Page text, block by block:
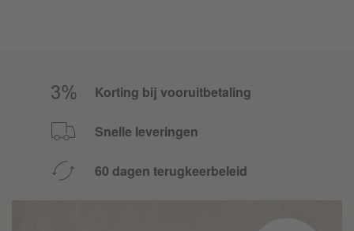
Korting bij vooruitbetaling
Snelle leveringen
60 dagen terugkeerbeleid